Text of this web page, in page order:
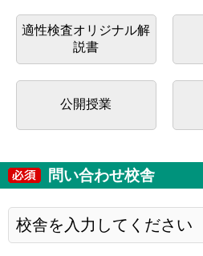
適性検査オリジナル解
説書
公開授業
問い合わせ校舎